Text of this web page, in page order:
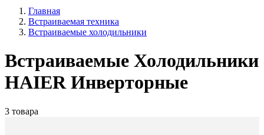
Главная
Встраиваемая техника
Встраиваемые холодильники
Встраиваемые Холодильники
HAIER Инверторные
3 товара